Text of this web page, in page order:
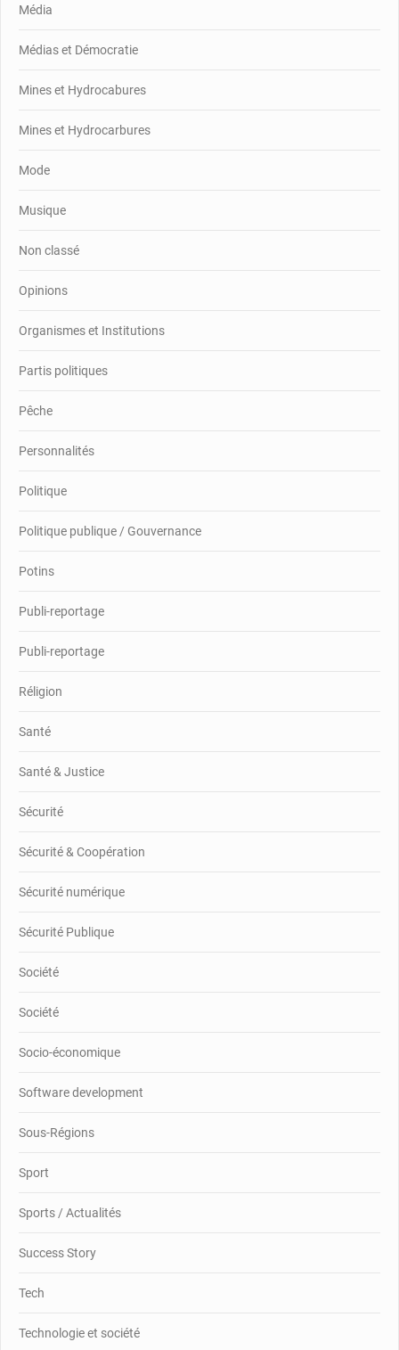
Média
Médias et Démocratie
Mines et Hydrocabures
Mines et Hydrocarbures
Mode
Musique
Non classé
Opinions
Organismes et Institutions
Partis politiques
Pêche
Personnalités
Politique
Politique publique / Gouvernance
Potins
Publi-reportage
Publi-reportage
Réligion
Santé
Santé & Justice
Sécurité
Sécurité & Coopération
Sécurité numérique
Sécurité Publique
Société
Société
Socio-économique
Software development
Sous-Régions
Sport
Sports / Actualités
Success Story
Tech
Technologie et société